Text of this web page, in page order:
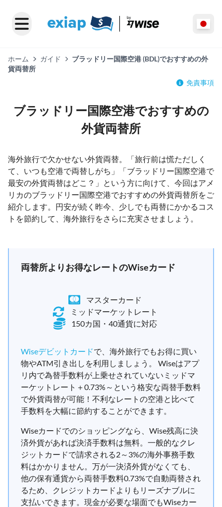
ホーム ガイド
ブラッドリー国際空港 (BDL)でおすすめの外
貨両替所
免責事項
ブラッドリー国際空港でおすすめの
外貨両替所
海外旅行で欠かせない外貨両替。「旅行前は慌ただしく
て、いつも空港で両替しがち」「ブラッドリー国際空港で
最安の外貨両替はどこ？」という方に向けて、今回はアメ
リカのブラッドリー国際空港でおすすめの外貨両替所をご
紹介します。円安が続く昨今、少しでも両替にかかるコス
トを節約して、海外旅行をさらに充実させましょう。
両替所よりお得なレートのWiseカード
マスターカード
ミッドマーケットレート
150カ国・40通貨に対応
Wiseデビットカードで、海外旅行でもお得に買い
物やATM引き出しを利用しましょう。 Wiseはアプ
リ内で為替手数料が上乗せされていないミッドマ
ーケットレート＋0.73%～という格安な両替手数料
で外貨両替が可能！不利なレートの空港と比べて
手数料を大幅に節約することができます。
Wiseカードでのショッピングなら、Wise残高に決
済外貨があれば決済手数料は無料。一般的なクレ
ジットカードで請求される2～3%の海外事務手数
料はかかりません。万が一決済外貨がなくても、
他の保有通貨から両替手数料0.73%で自動両替され
るため、クレジットカードよりもリーズナブルに
支払いできます。現金が必要な場面でもWiseカー